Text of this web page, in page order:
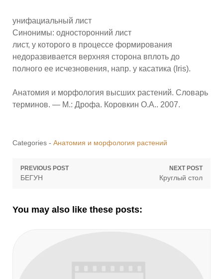
унифациальный лист
Синонимы: односторонний лист
лист, у которого в процессе формирования
недоразвивается верхняя сторона вплоть до
полного ее исчезновения, напр. у касатика (Iris).
Анатомия и морфология высших растений. Словарь
терминов. — М.: Дрофа. Коровкин О.А.. 2007.
Categories - Анатомия и морфология растений
Навигация
записям
PREVIOUS POST
Previous
БЕГУН
NEXT POST
Next
Круглый стол
You may also like these posts: